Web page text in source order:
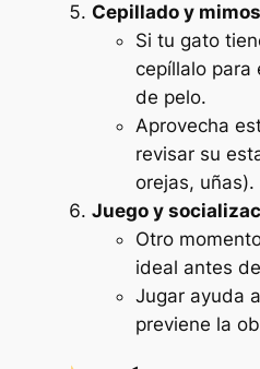
Cepillado y mimos
Si tu gato
cepíllalo para
de pelo.
Aprovecha
revisar su
orejas, uñas).
Juego y
Otro
ideal antes
Jugar ayuda
previene la